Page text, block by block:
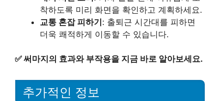
착하도록 미리 화면을 확인하고 계획하세요.
교통 혼잡 피하기: 출퇴근 시간대를 피하면
더욱 쾌적하게 이동할 수 있습니다.
✅써마지의 효과와 부작용을 지금 바로 알아보세요.
추가적인 정보